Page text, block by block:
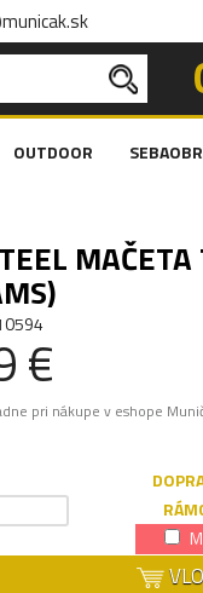
OUTDOOR
€
pri nákupe v eshope